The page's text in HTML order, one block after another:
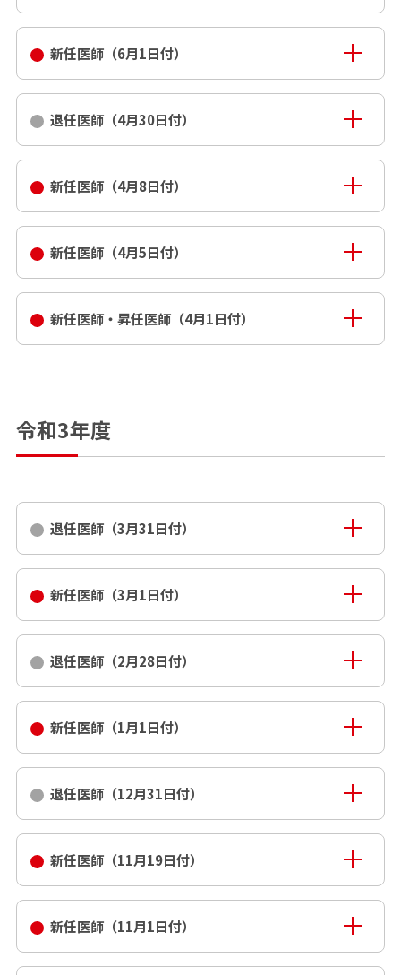
新任医師（6月1日付）
退任医師（4月30日付）
新任医師（4月8日付）
新任医師（4月5日付）
新任医師・昇任医師（4月1日付）
令和3年度
退任医師（3月31日付）
新任医師（3月1日付）
退任医師（2月28日付）
新任医師（1月1日付）
退任医師（12月31日付）
新任医師（11月19日付）
新任医師（11月1日付）